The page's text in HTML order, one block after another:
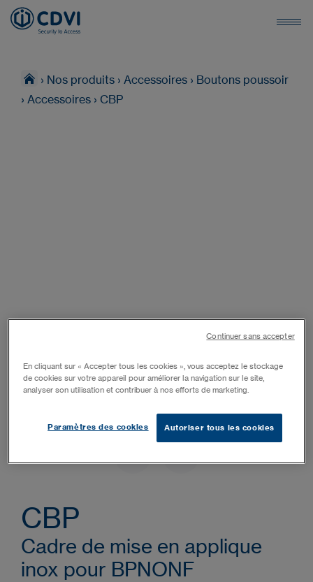
› Nos produits › Accessoires › Boutons poussoir
› Accessoires › CBP
CBP
Cadre de mise en applique
inox pour BPNONF
En cliquant sur « Accepter tous les cookies », vous acceptez le stockage
de cookies sur votre appareil pour améliorer la navigation sur le site,
analyser son utilisation et contribuer à nos efforts de marketing.
Autoriser tous les cookies
Paramètres des cookies
Continuer sans accepter